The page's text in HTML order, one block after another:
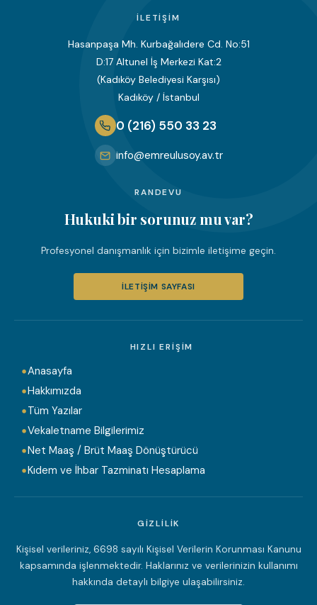
İLETIŞIM
Hasanpaşa Mh. Kurbağalıdere Cd. No:51
D:17 Altunel İş Merkezi Kat:2
(Kadıköy Belediyesi Karşısı)
Kadıköy / İstanbul
0 (216) 550 33 23
info@emreulusoy.av.tr
RANDEVU
Hukuki bir sorunuz mu var?
Profesyonel danışmanlık için bizimle iletişime geçin.
İLETIŞIM SAYFASI
HIZLI ERIŞIM
Anasayfa
Hakkımızda
Tüm Yazılar
Vekaletname Bilgilerimiz
Net Maaş / Brüt Maaş Dönüştürücü
Kıdem ve İhbar Tazminatı Hesaplama
GIZLILIK
Kişisel verileriniz, 6698 sayılı Kişisel Verilerin Korunması Kanunu
kapsamında işlenmektedir. Haklarınız ve verilerinizin kullanımı
hakkında detaylı bilgiye ulaşabilirsiniz.